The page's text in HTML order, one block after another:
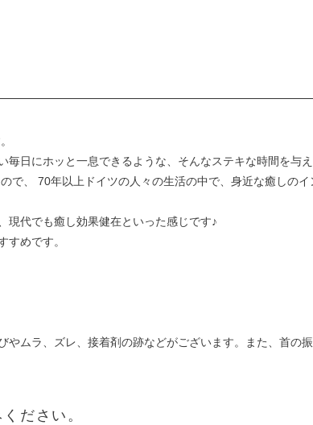
日にホッと一息できるような、そんなステキな時間を与え
で、 70年以上ドイツの人々の生活の中で、身近な癒しの
現代でも癒し効果健在といった感じです♪
すめです。
ムラ、ズレ、接着剤の跡などがございます。また、首の
ださい。